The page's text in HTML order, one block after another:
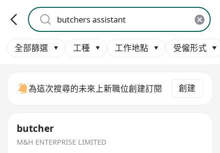
全部篩選 工種 工作地點 受僱形式
為這次搜尋的未來上新職位創建訂閱 創建
butcher
M&H ENTERPRISE LIMITED